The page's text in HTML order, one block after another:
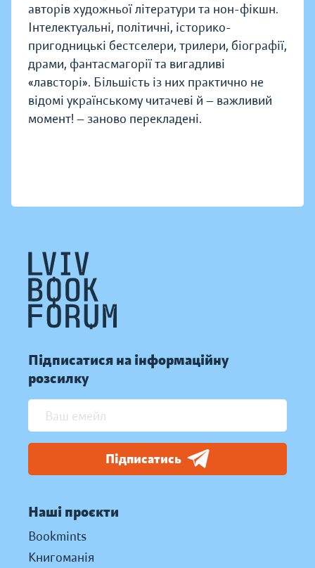
авторів художньої літератури та нон-фікшн.
Інтелектуальні, політичні, історико-
пригодницькі бестселери, трилери, біографії,
драми, фантасмагорії та вигадливі
«лавсторі». Більшість із них практично не
відомі українському читачеві й — важливий
момент! — заново перекладені.
Підписатися на інформаційну
розсилку
Підписатись
Наші проєкти
Bookmints
Книгоманія